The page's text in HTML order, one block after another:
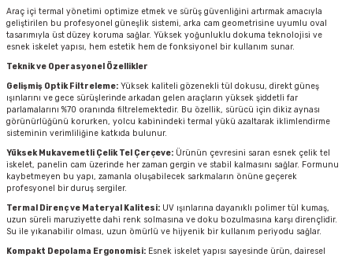
Araç içi termal yönetimi optimize etmek ve sürüş güvenliğini artırmak amacıyla
geliştirilen bu profesyonel güneşlik sistemi, arka cam geometrisine uyumlu oval
tasarımıyla üst düzey koruma sağlar. Yüksek yoğunluklu dokuma teknolojisi ve
esnek iskelet yapısı, hem estetik hem de fonksiyonel bir kullanım sunar.
Teknik ve Operasyonel Özellikler
Gelişmiş Optik Filtreleme: Yüksek kaliteli gözenekli tül dokusu, direkt güneş
ışınlarını ve gece sürüşlerinde arkadan gelen araçların yüksek şiddetli far
parlamalarını %70 oranında filtrelemektedir. Bu özellik, sürücü için dikiz aynası
görünürlüğünü korurken, yolcu kabinindeki termal yükü azaltarak iklimlendirme
sisteminin verimliliğine katkıda bulunur.
Yüksek Mukavemetli Çelik Tel Çerçeve: Ürünün çevresini saran esnek çelik tel
iskelet, panelin cam üzerinde her zaman gergin ve stabil kalmasını sağlar. Formunu
kaybetmeyen bu yapı, zamanla oluşabilecek sarkmaların önüne geçerek
profesyonel bir duruş sergiler.
Termal Direnç ve Materyal Kalitesi: UV ışınlarına dayanıklı polimer tül kumaş,
uzun süreli maruziyette dahi renk solmasına ve doku bozulmasına karşı dirençlidir.
Su ile yıkanabilir olması, uzun ömürlü ve hijyenik bir kullanım periyodu sağlar.
Kompakt Depolama Ergonomisi: Esnek iskelet yapısı sayesinde ürün, dairesel